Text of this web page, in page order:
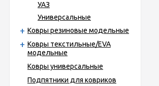
УАЗ
Универсальные
Ковры резиновые модельные
Ковры текстильные/EVA
модельные
Ковры универсальные
Подпятники для ковриков